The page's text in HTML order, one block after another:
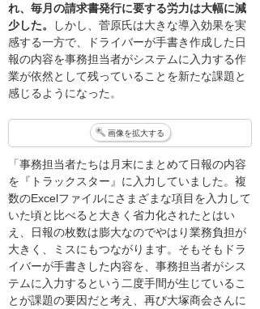
れ、毎月の請求書発行に要する労力は大幅に減
少した。
しかし、菅原氏は大きな導入効果を実
感する一方で、ドライバーが手書き作成した日
報の内容を事務担当者がシステムに入力する作
業が依然として残っていることを新たな課題と
感じるようになった。
画像を拡大する
「事務担当者たちは月末にまとめて日報の内容
を『トラックスター』に入力していました。複
数のExcelファイルにさまざまな項目を入力して
いた頃と比べると大きく省力化されたとはい
え、日報の枚数は膨大なのでやはり業務負担が
大きく、ミスにもつながります。そもそもドラ
イバーが手書きした内容を、事務担当者がシス
テムに入力するという二度手間が生じているこ
とが課題の要因だと考え、再び大塚商会さんに